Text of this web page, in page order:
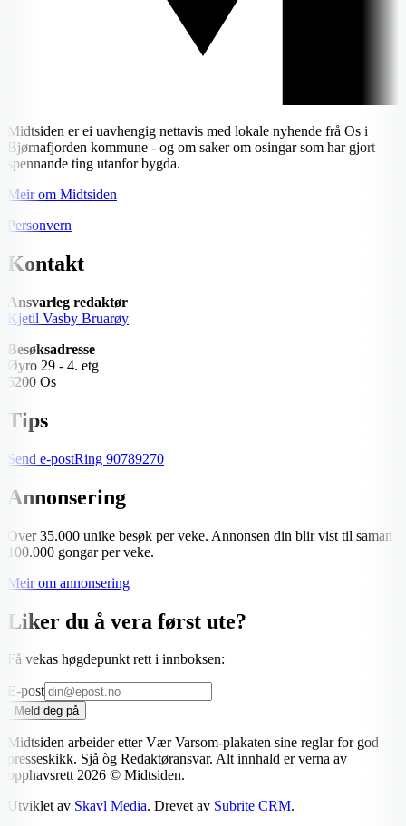
Midtsiden er ei uavhengig nettavis med lokale nyhende frå Os i
Bjørnafjorden kommune - og om saker om osingar som har gjort
spennande ting utanfor bygda.
Meir om Midtsiden
Personvern
Kontakt
Ansvarleg redaktør
Kjetil Vasby Bruarøy
Besøksadresse
Øyro 29 - 4. etg
5200 Os
Tips
Send e-postRing 90789270
Annonsering
Over 35.000 unike besøk per veke. Annonsen din blir vist til saman
100.000 gongar per veke.
Meir om annonsering
Liker du å vera først ute?
Få vekas høgdepunkt rett i innboksen:
E-post
Meld deg på
Midtsiden arbeider etter Vær Varsom-plakaten sine reglar for god
presseskikk. Sjå òg Redaktøransvar. Alt innhald er verna av
opphavsrett2026 © Midtsiden.
Utviklet av Skavl Media. Drevet av Subrite CRM.